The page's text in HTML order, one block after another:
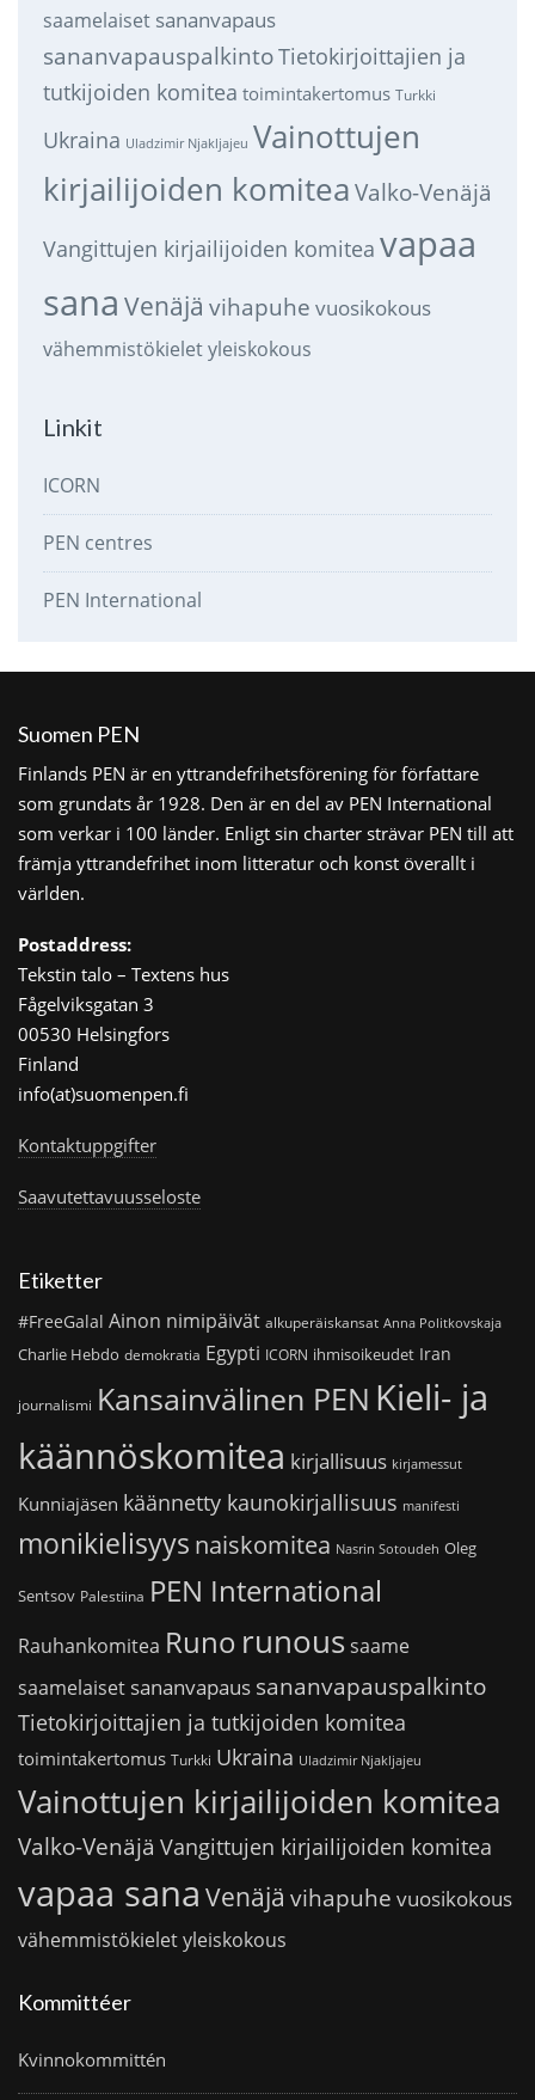
saamelaiset sananvapaus
sananvapauspalkintoTietokirjoittajien ja
tutkijoiden komitea toimintakertomus Turkki
Ukraina Uladzimir Njakljajeu Vainottujen
kirjailijoiden komitea Valko-Venäjä
Vangittujen kirjailijoiden komitea vapaa
sana Venäjä vihapuhe vuosikokous
vähemmistökieletyleiskokous
Linkit
ICORN
PEN centres
PEN International
Suomen PEN
Finlands PEN är en yttrandefrihetsförening för författare
som grundats år 1928. Den är en del av PEN International
som verkar i 100 länder. Enligt sin charter strävar PEN till att
främja yttrandefrihet inom litteratur och konst överallt i
världen.
Postaddress:
Tekstin talo – Textens hus
Fågelviksgatan 3
00530 Helsingfors
Finland
info(at)suomenpen.fi
Kontaktuppgifter
Saavutettavuusseloste
Etiketter
#FreeGalal Ainon nimipäivät alkuperäiskansat Anna Politkovskaja
Charlie Hebdo demokratia Egypti ICORN ihmisoikeudet Iran
journalismi Kansainvälinen PEN Kieli- ja
käännöskomitea kirjallisuus kirjamessut
Kunniajäsen käännetty kaunokirjallisuus manifesti
monikielisyys naiskomitea Nasrin Sotoudeh Oleg
Sentsov Palestiina PEN International
Rauhankomitea Runo runoussaame
saamelaiset sananvapaus sananvapauspalkinto
Tietokirjoittajien ja tutkijoiden komitea
toimintakertomus Turkki Ukraina Uladzimir Njakljajeu
Vainottujen kirjailijoiden komitea
Valko-Venäjä Vangittujen kirjailijoiden komitea
vapaa sana Venäjä vihapuhe vuosikokous
vähemmistökieletyleiskokous
Kommittéer
Kvinnokommittén